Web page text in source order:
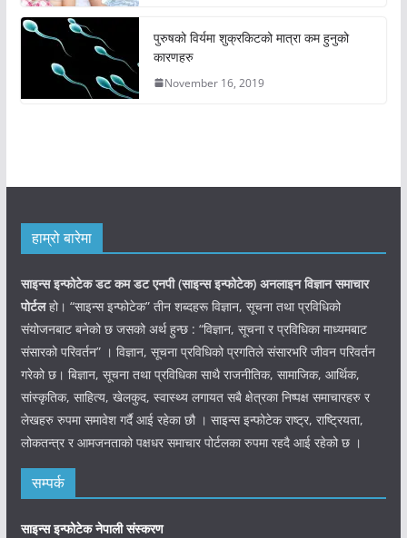
पुरुषको विर्यमा शुक्रकिटको मात्रा कम हुनुको
कारणहरु
November 16, 2019
हाम्रो बारेमा
साइन्स इन्फोटेक डट कम डट एनपी (साइन्सइन्फोटेक) अनलाइन विज्ञान समाचार
पोर्टलहो। “साइन्स इन्फोटेक” तीन शब्दहरू विज्ञान, सूचना तथा प्रविधिको
संयोजनबाट बनेको छ जसको अर्थ हुन्छ : “विज्ञान, सूचना र प्रविधिका माध्यमबाट
संसारको परिवर्तन” । विज्ञान, सूचना प्रविधिको प्रगतिले संसारभरि जीवन परिवर्तन
गरेको छ। बिज्ञान, सूचना तथा प्रविधिका साथै राजनीतिक, सामाजिक, आर्थिक,
सांस्कृतिक, साहित्य, खेलकुद, स्वास्थ्य लगायत सबै क्षेत्रका निष्पक्ष समाचारहरु र
लेखहरु रुपमा समावेश गर्दै आई रहेका छौ । साइन्स इन्फोटेक राष्ट्र, राष्ट्रियता,
लोकतन्त्र र आमजनताको पक्षधर समाचार पोर्टलका रुपमा रहदै आई रहेको छ ।
सम्पर्क
साइन्स इन्फोटेक नेपाली संस्करण